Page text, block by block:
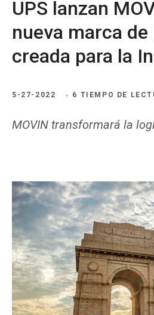
UPS lanzan
nueva marca
creada para la
5-27-2022 6 TIEMPO DE
MOVIN transformará la